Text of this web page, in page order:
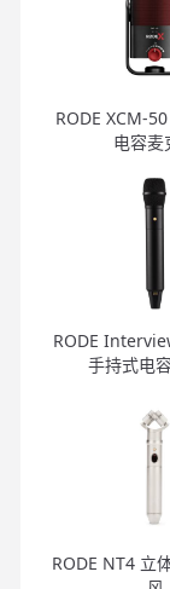
RODE XCM-
电容麦
RODE
手持式电
RODE NT4 立